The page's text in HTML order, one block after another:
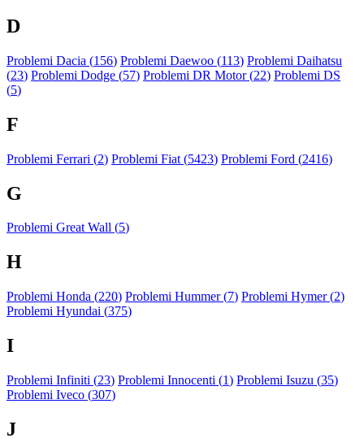
D
Problemi Dacia (156) Problemi Daewoo (113) Problemi Daihatsu
(23) Problemi Dodge (57) Problemi DR Motor (22) Problemi DS
(5)
F
Problemi Ferrari (2) Problemi Fiat (5423) Problemi Ford (2416)
G
Problemi Great Wall (5)
H
Problemi Honda (220) Problemi Hummer (7) Problemi Hymer (2)
Problemi Hyundai (375)
I
Problemi Infiniti (23) Problemi Innocenti (1) Problemi Isuzu (35)
Problemi Iveco (307)
J